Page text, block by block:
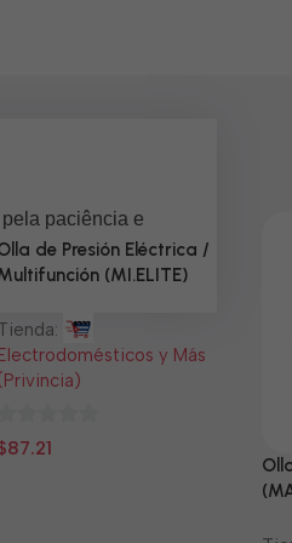
de Presión Eléctrica /
(MI.ELITE)
y Más
87.21
paciência e